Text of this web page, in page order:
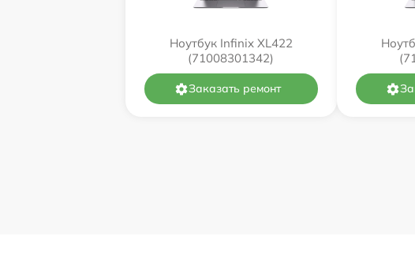
Ноутбук Infinix XL422
(71008301342)
Заказать ремонт